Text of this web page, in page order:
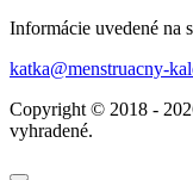
Informácie uvedené na
katka@menstruacny-
Copyright © 2018 -
vyhradené.